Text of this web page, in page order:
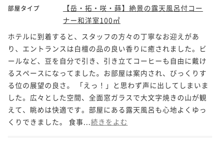
部屋タイプ
【岳・拓・咲・蒔】絶景の露天風呂付コー
ナー和洋室100㎡
ホテルに到着すると、スタッフの方々の丁寧なお迎えがあ
り、エントランスは白檀の品の良い香りに癒されました。ビ
ールなど、豆を自分で引き、引き立てコーヒーも自由に戴け
るスペースになってました。お部屋は案内され、びっくりす
る位の展望の良さ。 「えっ！」と思わず声に出してしまいま
した。広々とした空間、全面窓ガラスで大文字焼きの山が観
えて、眺めは快適です。部屋にある露天風呂も心地よくゆっ
くりできました。 食事... 続きをよむ